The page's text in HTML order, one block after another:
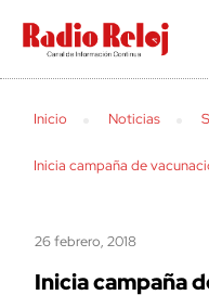
cerrar
Inicio Noticias
Inicia campaña de
26 febrero, 2018
Inicia campaña